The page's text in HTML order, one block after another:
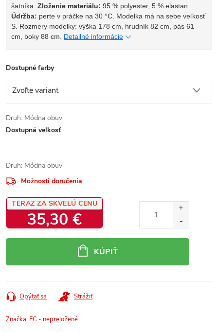
šatníka. Zloženie materiálu: 95 % polyester, 5 % elastan.
Údržba: perte v práčke na 30 °C. Modelka má na sebe veľkosť
S. Rozmery modelky: výška 178 cm, hrudník 82 cm, pás 61
cm, boky 88 cm.
Detailné informácie
Dostupné farby
Druh: Módna obuv
Dostupná veľkosť
Druh: Módna obuv
Možnosti doručenia
TERAZ ZA SKVELÚ CENU
35,30 €
KÚPIŤ
Opýtať sa Strážiť
Značka: FC - nepreložené